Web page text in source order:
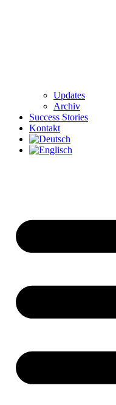
Updates
Archiv
Success Stories
Kontakt